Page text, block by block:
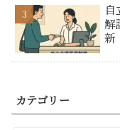
解
新
カテゴリー